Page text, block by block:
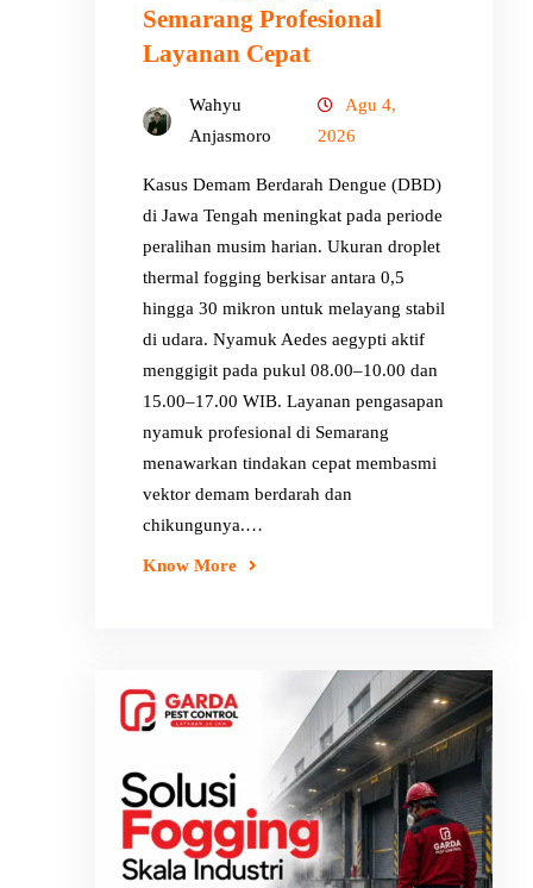
Semarang Profesional
Layanan Cepat
Wahyu
Anjasmoro
Agu 4,
2026
Kasus Demam Berdarah Dengue (DBD)
di Jawa Tengah meningkat pada periode
peralihan musim harian. Ukuran droplet
thermal fogging berkisar antara 0,5
hingga 30 mikron untuk melayang stabil
di udara. Nyamuk Aedes aegypti aktif
menggigit pada pukul 08.00–10.00 dan
15.00–17.00 WIB. Layanan pengasapan
nyamuk profesional di Semarang
menawarkan tindakan cepat membasmi
vektor demam berdarah dan
chikungunya.…
Know More